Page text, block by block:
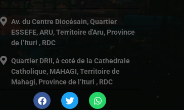
Av. du Centre Diocésain, Quartier
ESSEFE, ARU, Territoire d'Aru, Province
de l’Ituri , RDC
Quartier DRII, à coté de la Cathedrale
Catholique, MAHAGI, Territoire de
Mahagi, Province de l’Ituri , RDC